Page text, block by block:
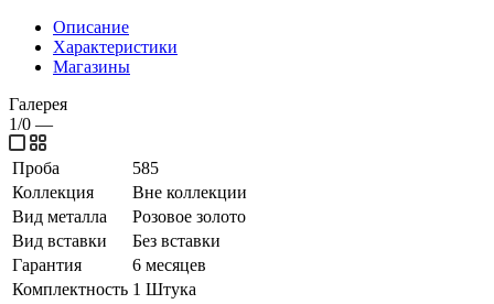
Описание
Характеристики
Магазины
Галерея
1/0 —
Проба
585
Коллекция
Вне коллекции
Вид металла
Розовое золото
Вид вставки
Без вставки
Гарантия
6 месяцев
Комплектность 1 Штука